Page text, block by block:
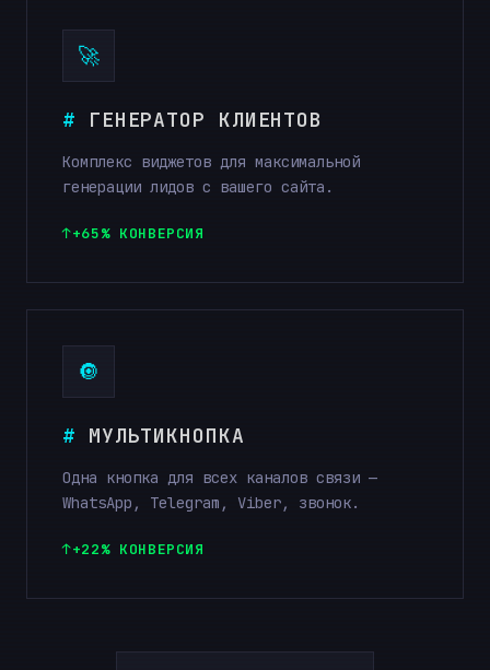
🚀
ГЕНЕРАТОР КЛИЕНТОВ
Комплекс виджетов для максимальной
генерации лидов с вашего сайта.
+65% КОНВЕРСИЯ
🔘
МУЛЬТИКНОПКА
Одна кнопка для всех каналов связи —
WhatsApp, Telegram, Viber, звонок.
+22% КОНВЕРСИЯ